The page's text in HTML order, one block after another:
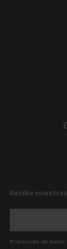
Recibe
Protección de datos